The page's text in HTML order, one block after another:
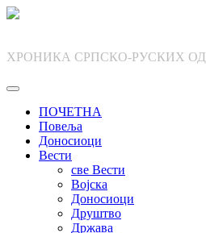
Skip
ХРОНИКА СРПСКО-РУСКИХ
ПОЧЕТНА
Повеља
Доносиоци
Вести
све Вести
Војска
Доносиоци
Друштво
Држава